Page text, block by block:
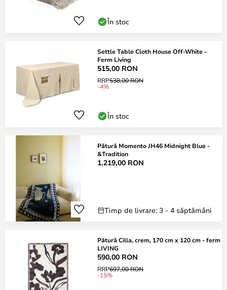
În stoc
Settle Table Cloth House Off-White -
Ferm Living
515,00 RON
RRP538,00 RON
-4%
În stoc
Pătură Momento JH46 Midnight Blue -
&Tradition
1.219,00 RON
Timp de livrare: 3 - 4 săptămâni
Pătură Cilla, crem, 170 cm x 120 cm - ferm
LIVING
590,00 RON
RRP697,00 RON
-15%